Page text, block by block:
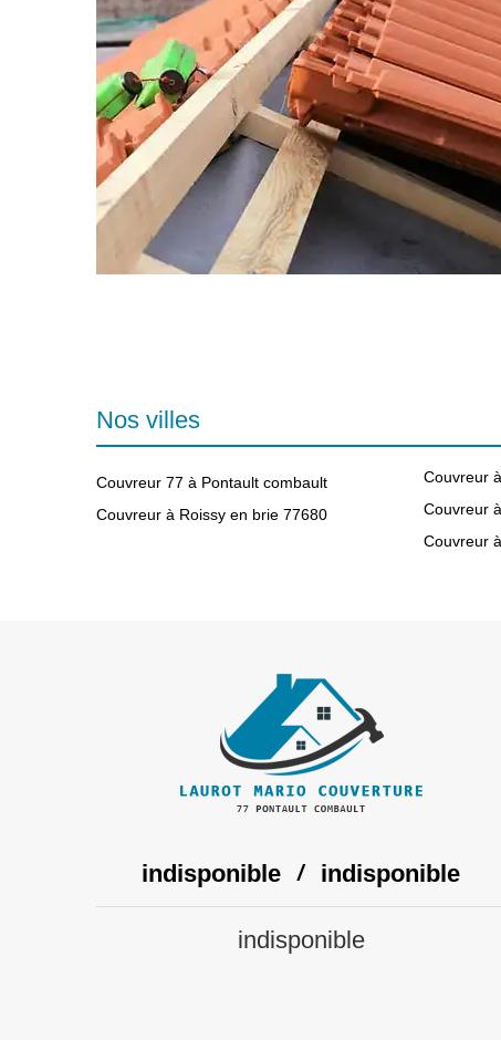
Nos villes
Couvreur 77 à Pontault combault
Couvreur à Roissy en brie 77680
Couvreur
Couvreur
Couvreur
indisponible / indisponible
indisponible